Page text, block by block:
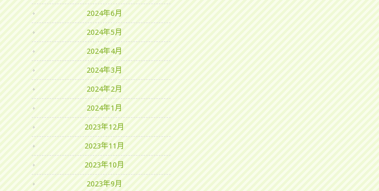
2024年6月
2024年5月
2024年4月
2024年3月
2024年2月
2024年1月
2023年12月
2023年11月
2023年10月
2023年9月